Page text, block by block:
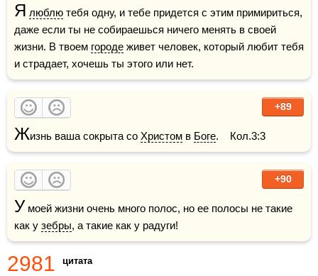
Я люблю тебя одну, и тебе придется с этим примириться,
даже если ты не собираешься ничего менять в своей
жизни. В твоем городе живет человек, который любит тебя
и страдает, хочешь ты этого или нет.
+89
Жизнь ваша сокрыта со Христом в Боге.    Кол.3:3
+90
У моей жизни очень много полос, но ее полосы не такие
как у зебры, а такие как у радуги!
2981 цитата